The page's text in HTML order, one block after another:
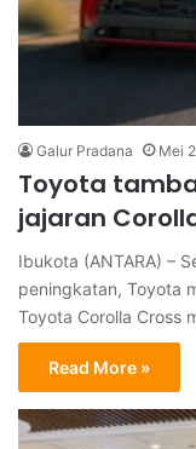
Galur Pradana Mei
Toyota
jajaran
Ibukota (ANTARA) –
peningkatan, Toyota
Toyota Corolla Cross
Read More »